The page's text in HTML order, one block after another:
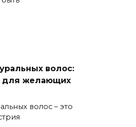
волос:
для желающих
волос – это